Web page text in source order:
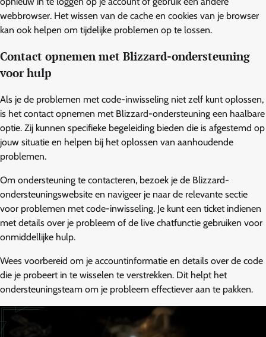
webbrowser. Het wissen van de cache en cookies van je browser
kan ook helpen om tijdelijke problemen op te lossen.
Contact opnemen met Blizzard-ondersteuning
voor hulp
Als je de problemen met code-inwisseling niet zelf kunt oplossen,
is het contact opnemen met Blizzard-ondersteuning een haalbare
optie. Zij kunnen specifieke begeleiding bieden die is afgestemd op
jouw situatie en helpen bij het oplossen van aanhoudende
problemen.
Om ondersteuning te contacteren, bezoek je de Blizzard-
ondersteuningswebsite en navigeer je naar de relevante sectie
voor problemen met code-inwisseling. Je kunt een ticket indienen
met details over je probleem of de live chatfunctie gebruiken voor
onmiddellijke hulp.
Wees voorbereid om je accountinformatie en details over de code
die je probeert in te wisselen te verstrekken. Dit helpt het
ondersteuningsteam om je probleem effectiever aan te pakken.